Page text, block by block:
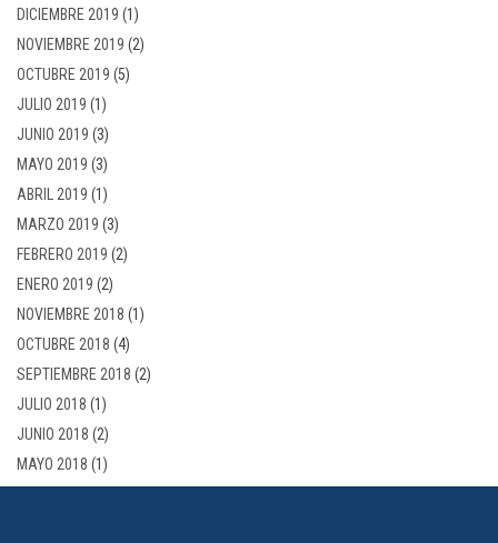
DICIEMBRE 2019 (1)
NOVIEMBRE 2019 (2)
OCTUBRE 2019 (5)
JULIO 2019 (1)
JUNIO 2019 (3)
MAYO 2019 (3)
ABRIL 2019 (1)
MARZO 2019 (3)
FEBRERO 2019 (2)
ENERO 2019 (2)
NOVIEMBRE 2018 (1)
OCTUBRE 2018 (4)
SEPTIEMBRE 2018 (2)
JULIO 2018 (1)
JUNIO 2018 (2)
MAYO 2018 (1)